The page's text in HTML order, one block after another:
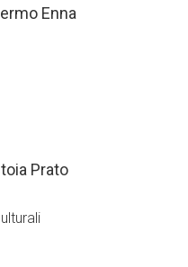
Enna
Prato